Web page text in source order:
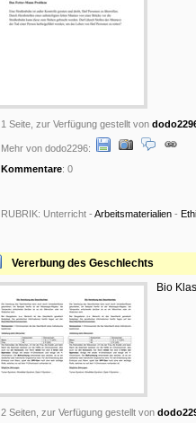
1 Seite, zur Verfügung gestellt von
Mehr von dodo2296:
Kommentare: 0
RUBRIK: Unterricht - Arbeitsmaterialien -
Vererbung des Geschlechts
Bio
2 Seiten, zur Verfügung gestellt von